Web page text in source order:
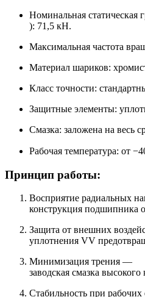
Номинальная статическая
​): 71,5 кН.
Максимальная частота
Материал шариков:
Класс точности:
Защитные элементы:
Смазка: заложена на весь
Рабочая температура: от
Принцип работы:
Восприятие радиальных
конструкция подшипника
Защита от внешних
уплотнения VV
Минимизация трения —
заводская смазка
Стабильность при